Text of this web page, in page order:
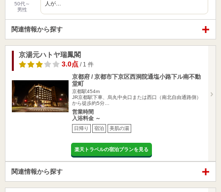
50代～
男性
人が…
関連情報から探す
京湯元ハトヤ瑞鳳閣
3.0点 / 1 件
京都府 / 京都市下京区西洞院通塩小路下ル南不動
堂町
京都駅454m
JR京都駅下車、烏丸中央口または西口（南北自由通路側）
から徒歩約5分…
営業時間
入浴料金 ～
日帰り 宿泊 美肌の湯
楽天トラベルの宿泊プランを見る
関連情報から探す